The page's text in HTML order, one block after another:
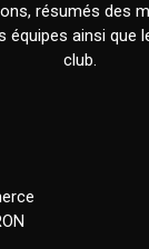
résumés des
équipes ainsi que
club.